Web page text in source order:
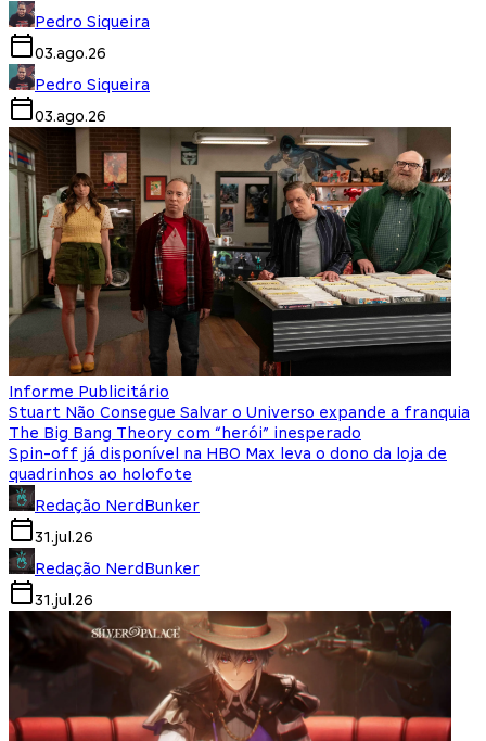
Pedro Siqueira
03.ago.26
Pedro Siqueira
03.ago.26
Informe Publicitário
Stuart Não Consegue Salvar o Universo expande a franquia
The Big Bang Theory com “herói” inesperado
Spin-off já disponível na HBO Max leva o dono da loja de
quadrinhos ao holofote
Redação NerdBunker
31.jul.26
Redação NerdBunker
31.jul.26